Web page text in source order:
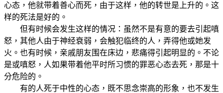
心态，他就带着善心而死，由于这样，他的转世是上升的。这
样的死法是好的。
但有时候会发生这样的情况：虽然不是有意的要去引起嗔
怒，其他人由于神经衰弱，会触犯临终的人，弄得他或她发
火。也有时候，亲戚朋友围在床边，悲痛得引起明显的。不论
是或嗔怒，人如果带着他平时所习惯的罪恶心态去死，那是十
分危险的。
有的人死于中性的心态，既不思念崇高的形象，也不发生